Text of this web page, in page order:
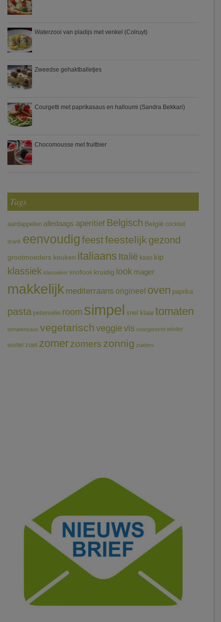
Waterzooi van pladijs met venkel (Colruyt)
Zweedse gehaktballetjes
Courgetti met paprikasaus en halloumi (Sandra Bekkari)
Chocomousse met fruitbier
Tags
aardappelen alledaags aperitief Belgisch België cocktail
drank eenvoudigfeestfeestelijk gezond
grootmoeders keuken italiaans Italië kaas kip
klassiek klassieker knoflook kruidig look mager
makkelijk mediterraans origineel oven paprika
pasta peterselie room simpel snel klaar tomaten
tomatensaus vegetarischveggie vis voorgerecht winter
wortel zoet zomerzomers zonnig zuiders